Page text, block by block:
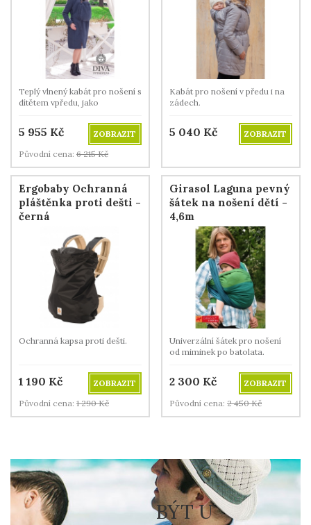
Teplý vlnený kabát pro nošení s
dítětem vpředu, jako
5 955 Kč
ZOBRAZIT
Původní cena: 6 215 Kč
Kabát pro nošení v předu i na
zádech.
5 040 Kč ZOBRAZIT
Ergobaby Ochranná
pláštěnka proti dešti -
černá
Ochranná kapsa proti dešti.
1 190 Kč
ZOBRAZIT
Původní cena: 1 290 Kč
Girasol Laguna pevný
šátek na nošení dětí -
4,6m
Univerzální šátek pro nošení
od miminek po batolata.
2 300 Kč
ZOBRAZIT
Původní cena: 2 450 Kč
BÝT U